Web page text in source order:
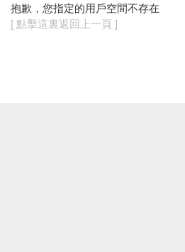
抱歉，您指定的用戶空間不存在
[ 點擊這裏返回上一頁 ]